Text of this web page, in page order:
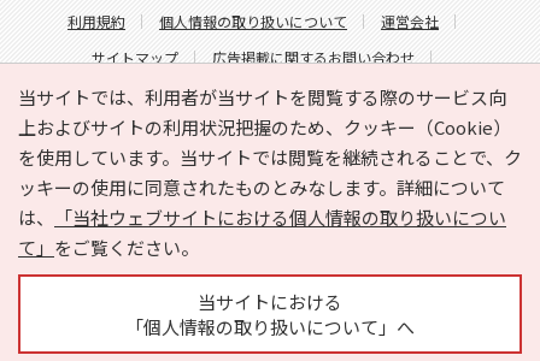
当サイトでは、利用者が当サイトを閲覧する際のサービス向
上およびサイトの利用状況把握のため、クッキー（Cookie）
を使用しています。当サイトでは閲覧を継続されることで、ク
ッキーの使用に同意されたものとみなします。詳細について
は、
「当社ウェブサイトにおける個人情報の取り扱いについ
て」 をご覧ください。
当サイトにおける
「個人情報の取り扱いについて」へ
利用規約
個人情報の取り扱いについて
運営会社
サイトマップ
広告掲載に関するお問い合わせ
サイトの内容に関するお問い合わせ
Copyright © HYOJITO.Co.,Ltd. All Rights Reserved.